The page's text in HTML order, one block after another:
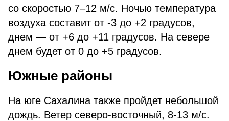
со скоростью 7–12 м/с. Ночью температура
воздуха составит от -3 до +2 градусов,
днем — от +6 до +11 градусов. На севере
днем будет от 0 до +5 градусов.
Южные районы
На юге Сахалина также пройдет небольшой
дождь. Ветер северо-восточный, 8-13 м/с.